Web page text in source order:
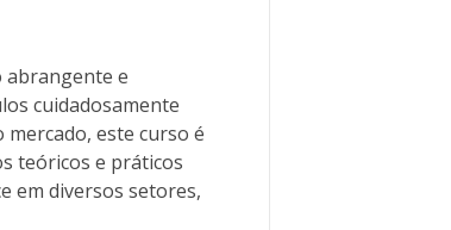
abrangente e
cuidadosamente
este curso é
teóricos e práticos
em diversos setores,